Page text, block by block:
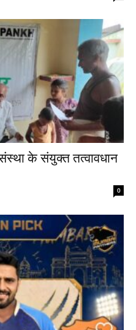
के संयुक्त तत्वावधान
0